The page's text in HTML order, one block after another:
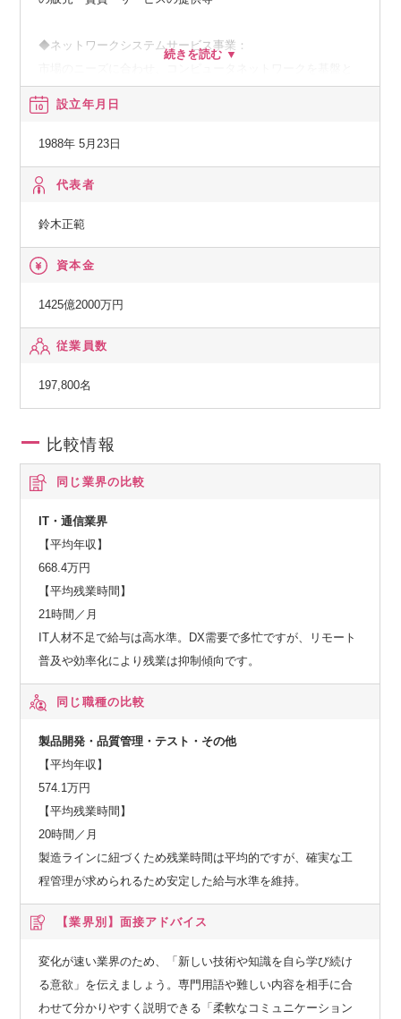
◆ネットワークシステムサービス事業：
◆その他の事業：
ムの在り方に係わる企画・提案、保守・ファシリティマネジ
設立年月日
1988年 5月23日
代表者
鈴木正範
資本金
1425億2000万円
従業員数
197,800名
比較情報
同じ業界の比較
IT・通信業界
【平均年収】
668.4万円
【平均残業時間】
21時間／月
IT人材不足で給与は高水準。DX需要で多忙ですが、リモート
普及や効率化により残業は抑制傾向です。
同じ職種の比較
製品開発・品質管理・テスト・その他
【平均年収】
574.1万円
【平均残業時間】
20時間／月
製造ラインに紐づくため残業時間は平均的ですが、確実な工
程管理が求められるため安定した給与水準を維持。
【業界別】 面接アドバイス
変化が速い業界のため、「新しい技術や知識を自ら学び続け
る意欲」を伝えましょう。専門用語や難しい内容を相手に合
わせて分かりやすく説明できる「柔軟なコミュニケーション